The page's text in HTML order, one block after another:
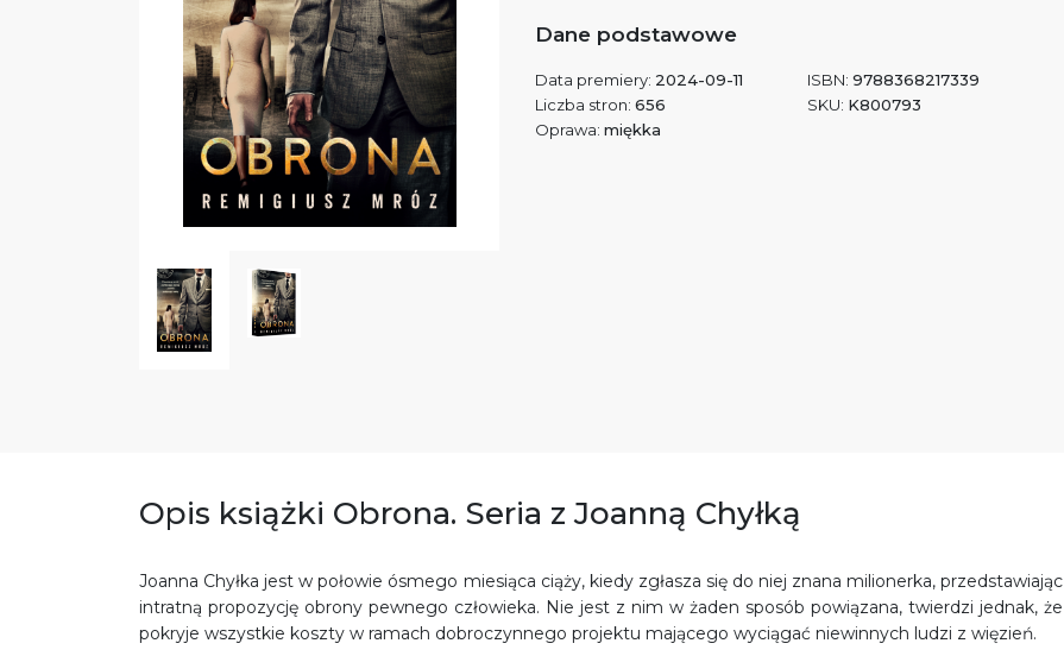
Dane podstawowe
Data premiery: 2024-09-11
Liczba stron: 656
Oprawa: miękka
ISBN: 9788368217339
SKU: K800793
Opis książki Obrona. Seria z Joanną Chyłką
Joanna Chyłka jest w połowie ósmego miesiąca ciąży, kiedy zgłasza się do niej znana milionerka, przedstawiając
intratną propozycję obrony pewnego człowieka. Nie jest z nim w żaden sposób powiązana, twierdzi jednak, że
pokryje wszystkie koszty w ramach dobroczynnego projektu mającego wyciągać niewinnych ludzi z więzień.